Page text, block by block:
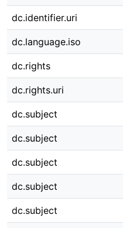
dc.identifier.uri
dc.language.iso
dc.rights
dc.rights.uri
dc.subject
dc.subject
dc.subject
dc.subject
dc.subject